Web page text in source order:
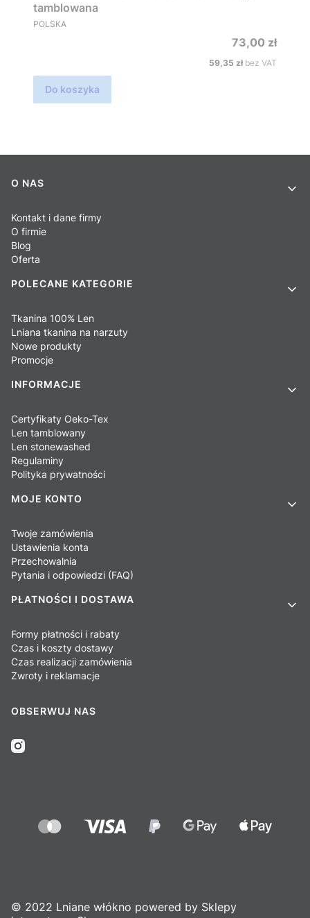
tamblowana
PRODUCENT
POLSKA
Cena
73,00 zł
Cena
59,35 zł bez VAT
Do koszyka
Linki w stopce
O NAS
Kontakt i dane firmy
O firmie
Blog
Oferta
POLECANE KATEGORIE
Tkanina 100% Len
Lniana tkanina na narzuty
Nowe produkty
Promocje
INFORMACJE
Certyfikaty Oeko-Tex
Len tamblowany
Len stonewashed
Regulaminy
Polityka prywatności
MOJE KONTO
Twoje zamówienia
Ustawienia konta
Przechowalnia
Pytania i odpowiedzi (FAQ)
PŁATNOŚCI I DOSTAWA
Formy płatności i rabaty
Czas i koszty dostawy
Czas realizacji zamówienia
Zwroty i reklamacje
OBSERWUJ NAS
© 2022 Lniane włókno powered by Sklepy